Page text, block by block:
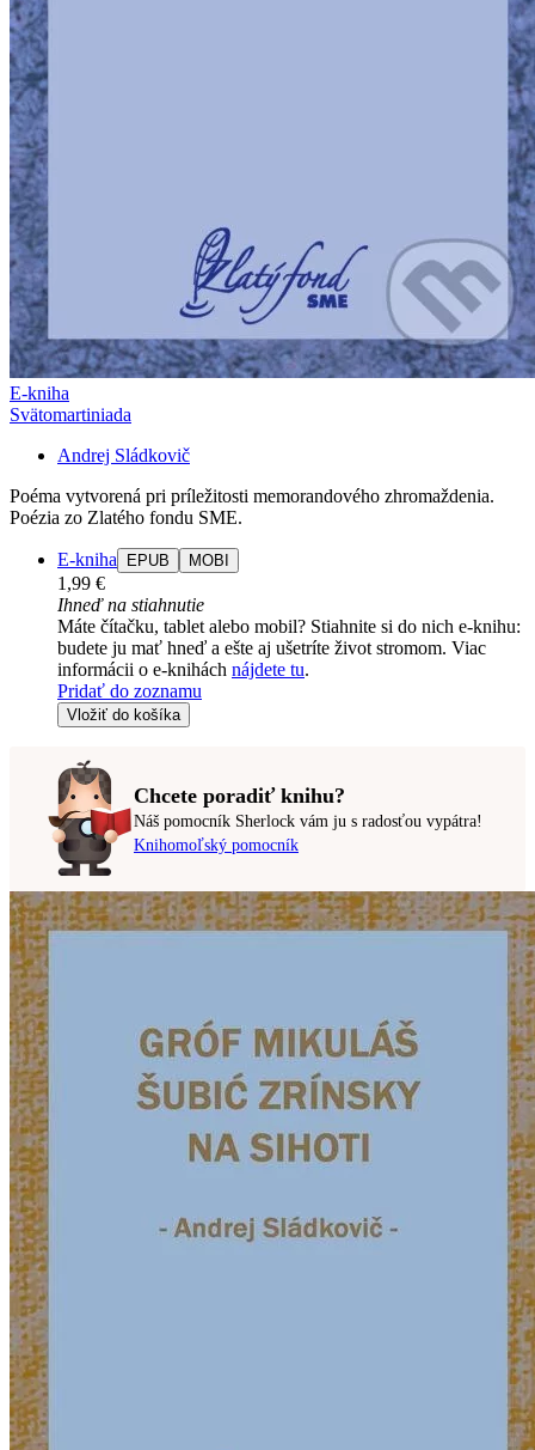
E-kniha
Svätomartiniada
Andrej Sládkovič
Poéma vytvorená pri príležitosti memorandového zhromaždenia.
Poézia zo Zlatého fondu SME.
E-kniha EPUB MOBI
1,99 €
Ihneď na stiahnutie
Máte čítačku, tablet alebo mobil? Stiahnite si do nich e-knihu:
budete ju mať hneď a ešte aj ušetríte život stromom. Viac
informácii o e-knihách nájdete tu.
Pridať do zoznamu
Vložiť do košíka
Chcete poradiť knihu?
Náš pomocník Sherlock vám ju s radosťou vypátra!
Knihomoľský pomocník